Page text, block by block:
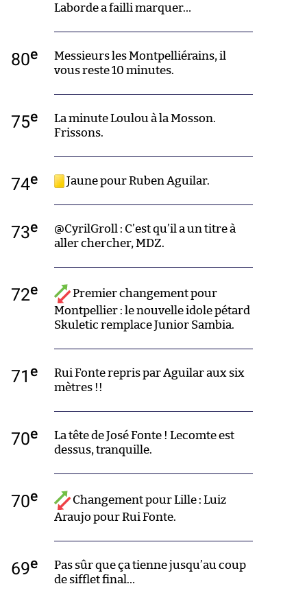
Laborde a failli marquer…
80e
Messieurs les Montpelliérains, il
vous reste 10 minutes.
75e
La minute Loulou à la Mosson.
Frissons.
74e Jaune pour Ruben Aguilar.
73e
@CyrilGroll : C’est qu’il a un titre à
aller chercher, MDZ.
72e
Premier changement pour
Montpellier : le nouvelle idole pétard
Skuletic remplace Junior Sambia.
71 e
Rui Fonte repris par Aguilar aux six
mètres !!
70e
La tête de José Fonte ! Lecomte est
dessus, tranquille.
70e
Changement pour Lille : Luiz
Araujo pour Rui Fonte.
69e
Pas sûr que ça tienne jusqu’au coup
de sifflet final…